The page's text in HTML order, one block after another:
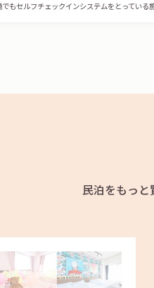
でもセルフチェックインシステムをとってい
民泊をもっ